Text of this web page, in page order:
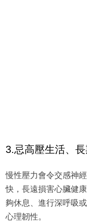
3.忌高壓生活、
慢性壓力會令交感神
快，長遠損害心臟健
夠休息、進行深呼吸
心理韌性。